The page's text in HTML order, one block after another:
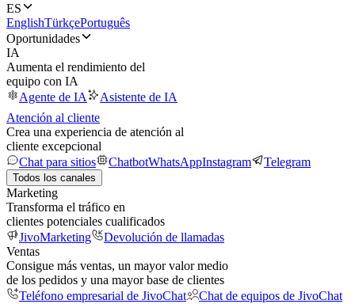
ES
EnglishTürkçePortuguês
Oportunidades
IA
Aumenta el rendimiento del
equipo con IA
Agente de IA
Asistente de IA
Atención al cliente
Crea una experiencia de atención al
cliente excepcional
Chat para sitios
ChatbotWhatsAppInstagram Telegram
Todos los canales
Marketing
Transforma el tráfico en
clientes potenciales cualificados
JivoMarketing
Devolución de llamadas
Ventas
Consigue más ventas, un mayor valor medio
de los pedidos y una mayor base de clientes
Teléfono empresarial de JivoChat
Chat de equipos de JivoChat